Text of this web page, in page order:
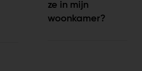
ze in mijn
woonkamer?